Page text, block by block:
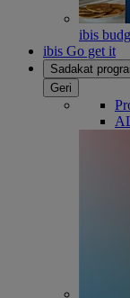
ibis
ibis Go get it
Sadakat
Geri